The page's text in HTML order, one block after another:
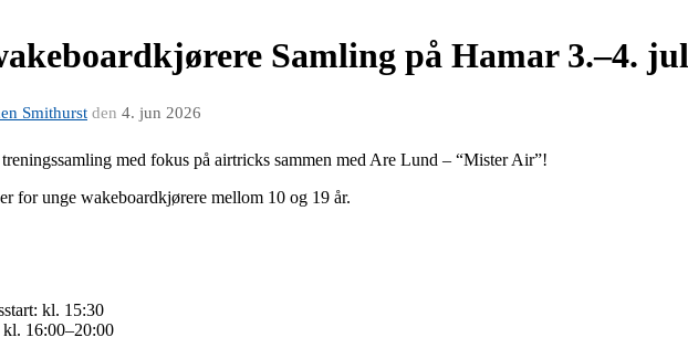
Samling på Hamar 3.–4.
Smithurst den 4. jun 2026
med fokus på airtricks sammen med Are Lund – “Mister Air”!
for unge wakeboardkjørere mellom 10 og 19 år.
kl. 15:30
16:00–20:00